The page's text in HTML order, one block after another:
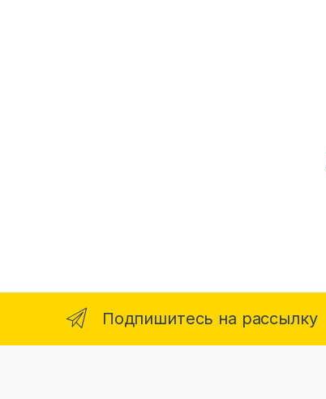
Подпишитесь на рассылку